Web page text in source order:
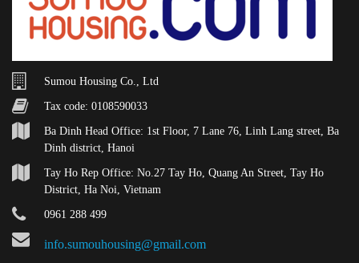
Sumou Housing Co., Ltd
Tax code: 0108590033
Ba Dinh Head Office: 1st Floor, 7 Lane 76, Linh Lang street, Ba
Dinh district, Hanoi
Tay Ho Rep Office: No.27 Tay Ho, Quang An Street, Tay Ho
District, Ha Noi, Vietnam
0961 288 499
info.sumouhousing@gmail.com